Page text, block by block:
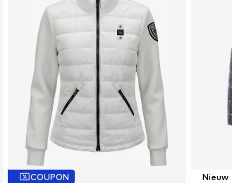
COUPON Nieuw